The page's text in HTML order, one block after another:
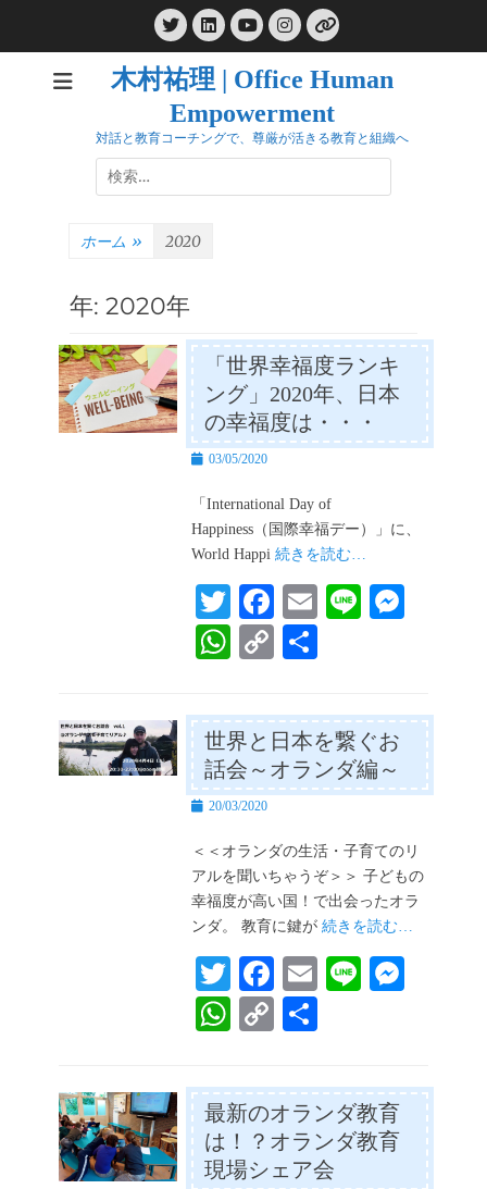
TwitterLinkedIn
YouTube
Instagram
リ
ン
ク
木村祐理 | Office Human
Empowerment
対話と教育コーチングで、尊厳が活きる教育と組織へ
検
索:
ホーム » 2020
年: 2020年
「世界幸福度ランキ
ング」2020年、日本
の幸福度は・・・
投
日
03/05/2020
「Internationa​l Day of
Happiness（国際幸福デ​ー）」に、
World Happi続きを読む…
T
wi
tte
r
Fa
ce
bo
ok
E
Li
ng
er
W
ts
A
pp
C
y
Li
nk
世界と日本を繋ぐお
話会～オランダ編～
投
日
20/03/2020
＜＜オランダの生活・子育てのリ
アルを聞いちゃうぞ＞＞ 子どもの
幸福度が高い国！で出会ったオラ
ンダ。 教育に鍵が続きを読む…
T
wi
tte
r
Fa
ce
bo
ok
E
Li
ng
er
W
ts
A
pp
C
y
Li
nk
最新のオランダ教育
は！？オランダ教育
現場シェア会